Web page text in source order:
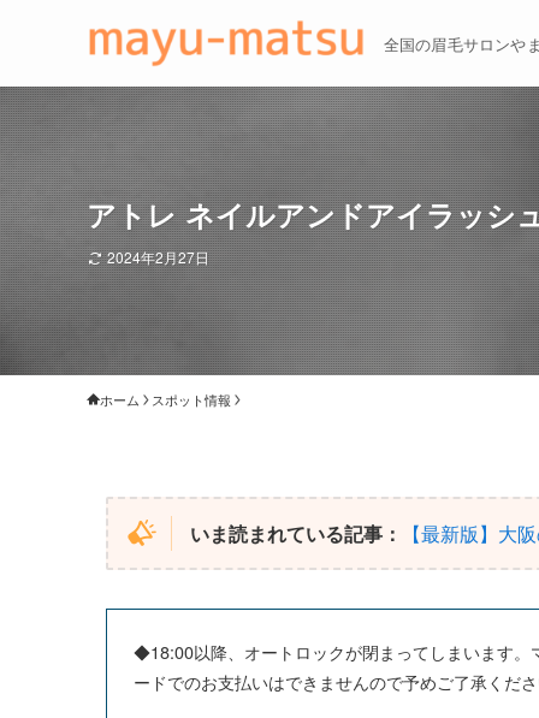
全国の眉毛サロンや
アトレ ネイルアンドアイラッシ
2024年2月27日
ホーム スポット情報
いま読まれている記事： 【最新版】大
◆18:00以降、オートロックが閉まってしまいます
ードでのお支払いはできませんので予めご了承くだ